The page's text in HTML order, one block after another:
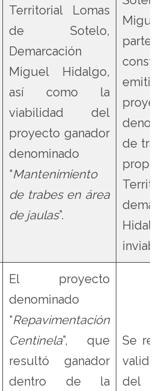
Territorial Lomas
de Sotelo,
Demarcación
Miguel Hidalgo,
así como la
viabilidad del
proyecto ganador
denominado
“Mantenimiento
de trabes en área
de jaulas”.
de
El proyecto
denominado
“Repavimentación
Centinela”, que
resultó ganador
dentro de la
Se
del